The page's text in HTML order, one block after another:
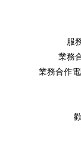
服
業務
業務合作